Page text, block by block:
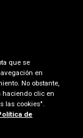
20:00
20:00
20:00
que se
en
No obstante,
haciendo clic en
las cookies".
de